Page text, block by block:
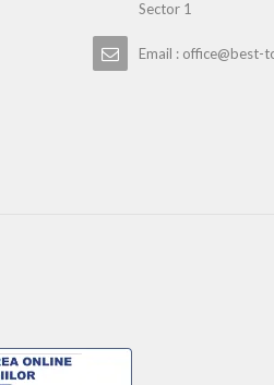
Sector 1
Email : office@best-